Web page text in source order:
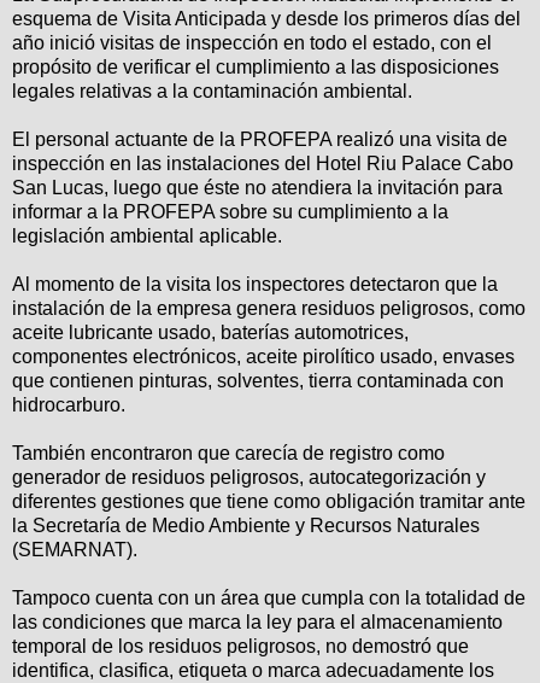
esquema de Visita Anticipada y desde los primeros días del
año inició visitas de inspección en todo el estado, con el
propósito de verificar el cumplimiento a las disposiciones
legales relativas a la contaminación ambiental.
El personal actuante de la PROFEPA realizó una visita de
inspección en las instalaciones del Hotel Riu Palace Cabo
San Lucas, luego que éste no atendiera la invitación para
informar a la PROFEPA sobre su cumplimiento a la
legislación ambiental aplicable.
Al momento de la visita los inspectores detectaron que la
instalación de la empresa genera residuos peligrosos, como
aceite lubricante usado, baterías automotrices,
componentes electrónicos, aceite pirolítico usado, envases
que contienen pinturas, solventes, tierra contaminada con
hidrocarburo.
También encontraron que carecía de registro como
generador de residuos peligrosos, autocategorización y
diferentes gestiones que tiene como obligación tramitar ante
la Secretaría de Medio Ambiente y Recursos Naturales
(SEMARNAT).
Tampoco cuenta con un área que cumpla con la totalidad de
las condiciones que marca la ley para el almacenamiento
temporal de los residuos peligrosos, no demostró que
identifica, clasifica, etiqueta o marca adecuadamente los